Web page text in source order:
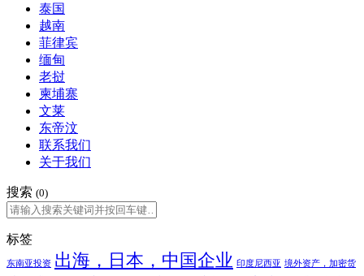
泰国
越南
菲律宾
缅甸
老挝
柬埔寨
文莱
东帝汶
联系我们
关于我们
搜索 (0)
标签
东南亚投资 出海，日本，中国企业 印度尼西亚 境外资产，加密货